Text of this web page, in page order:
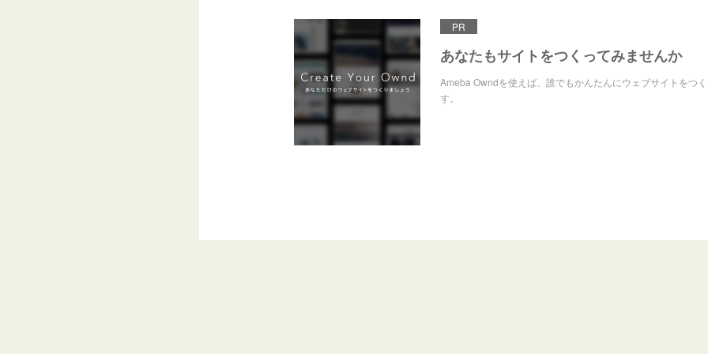
PR
あなたもサイトをつくってみませんか
Ameba Owndを使えば、誰でもかんたんにウェブサイトをつ
す。